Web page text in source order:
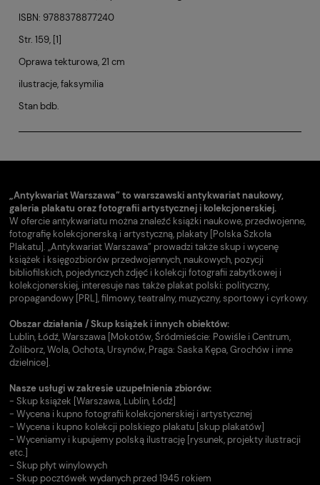
ISBN: 9788378877240
Str. 159, [1]
Oprawa tekturowa, 21 cm
ilustracje, faksymilia
Stan bdb.
„Antykwariat Warszawa” to warszawski antykwariat naukowy,
galeria plakatu oraz fotografii artystycznej i kolekcjonerskiej.
W ofercie antykwariatu można znaleźć książki naukowe, przedwojenne,
fotografię kolekcjonerską i artystyczną, plakaty [Polska Szkoła
Plakatu]. „Antykwariat Warszawa” prowadzi także skup i wycenę
książek i księgozbiorów przedwojennych, naukowych, pozycji
bibliofilskich, pojedynczych zdjęć i kolekcji fotografii zabytkowej i
kolekcjonerskiej, interesuje nas także plakat polski: polityczny,
propagandowy [PRL], filmowy, teatralny, muzyczny, sportowy i cyrkowy.
Obszar działania / Skup książek i innych obiektów:
Lublin, Łódź, Warszawa [Mokotów, Śródmieście: Powiśle i Centrum,
Żoliborz, Wola, Ochota, Ursynów, Praga: Saska Kępa, Grochów i inne
dzielnice].
Nasze usługi w zakresie uzupełnienia zbiorów:
- Skup książek [Warszawa, Lublin, Łódź]
- Wycena i kupno fotografii kolekcjonerskiej i artystycznej
- Wycena i kupno kolekcji polskiego plakatu [skup plakatów]
- Wyceniamy i kupujemy polską ilustrację [rysunek, projekty ilustracji
etc.]
- Skup płyt winylowych
- Skup pocztówek wydanych przed 1945 rokiem